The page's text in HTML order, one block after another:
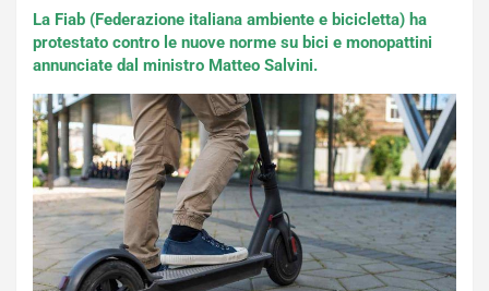
La Fiab (Federazione italiana ambiente e bicicletta) ha
protestato contro le nuove norme su bici e monopattini
annunciate dal ministro Matteo Salvini.